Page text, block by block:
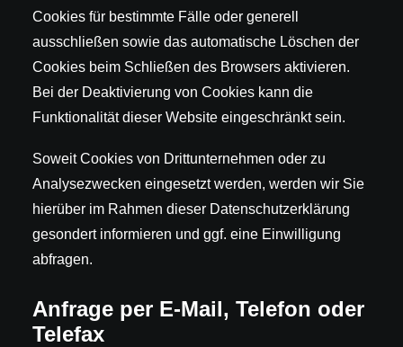
Cookies für bestimmte Fälle oder generell
ausschließen sowie das automatische Löschen der
Cookies beim Schließen des Browsers aktivieren.
Bei der Deaktivierung von Cookies kann die
Funktionalität dieser Website eingeschränkt sein.
Soweit Cookies von Drittunternehmen oder zu
Analysezwecken eingesetzt werden, werden wir Sie
hierüber im Rahmen dieser Datenschutzerklärung
gesondert informieren und ggf. eine Einwilligung
abfragen.
Anfrage per E-Mail, Telefon oder
Telefax